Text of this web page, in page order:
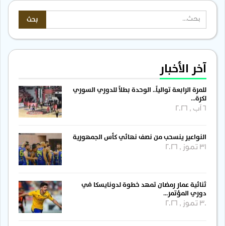
آخر الأخبار
للمرة الرابعة توالياً.. الوحدة بطلاً للدوري السوري
لكرة…
النواعير ينسحب من نصف نهائي كأس الجمهورية
31 تموز , 2026
ثنائية عمار رمضان تمهد خطوة لدونايسكا في
دوري المؤتمر…
30 تموز , 2026